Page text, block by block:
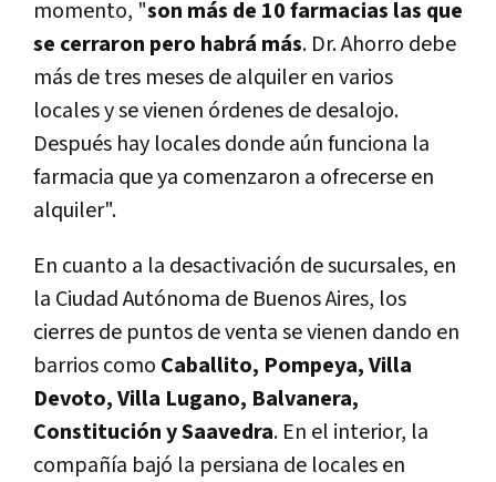
momento, "son más de 10 farmacias las que
se cerraron pero habrá más. Dr. Ahorro debe
más de tres meses de alquiler en varios
locales y se vienen órdenes de desalojo.
Después hay locales donde aún funciona la
farmacia que ya comenzaron a ofrecerse en
alquiler".
En cuanto a la desactivación de sucursales, en
la Ciudad Autónoma de Buenos Aires, los
cierres de puntos de venta se vienen dando en
barrios como Caballito, Pompeya, Villa
Devoto, Villa Lugano, Balvanera,
Constitución y Saavedra. En el interior, la
compañía bajó la persiana de locales en